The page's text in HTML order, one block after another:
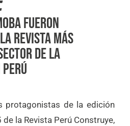
FUERON
REVISTA MÁS
DE LA
protagonistas de la edición
la Revista Perú Construye,